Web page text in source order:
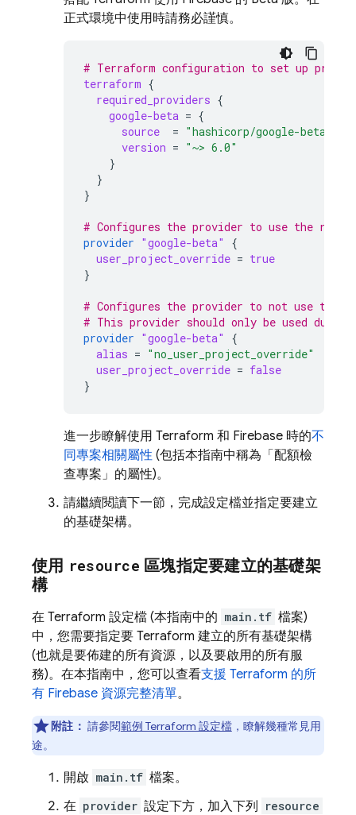
正式環境中使用時請務必謹慎。
# Terraform configuration to set up
terraform {
required_providers {
google-beta = {
source
= "hashicorp/google-beta"
version = "~> 6.0"
}
}
}
# Configures the provider to use the
provider "google-beta"
{
user_project_override = true
}
# Configures the provider to not use the
# This provider should only be used
provider "google-beta"
{
alias = "no_user_project_override"
user_project_override = false
}
進一步瞭解使用 Terraform 和 Firebase 時的不
同專案相關屬性 (包括本指南中稱為「配額檢
查專案」的屬性)。
請繼續閱讀下一節，完成設定檔並指定要建立
的基礎架構。
使用 resource 區塊指定要建立的基礎架
構
在 Terraform 設定檔 (本指南中的 main.tf 檔案)
中，您需要指定要 Terraform 建立的所有基礎架構
(也就是要佈建的所有資源，以及要啟用的所有服
務)。在本指南中，您可以查看支援 Terraform 的所
有 Firebase 資源完整清單。
附註： 請參閱範例 Terraform 設定檔，瞭解幾種常見用
途。
開啟 main.tf 檔案。
在 provider 設定下方，加入下列 resource